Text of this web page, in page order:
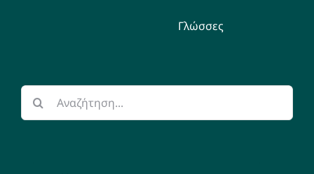
Γλώσσες
Αναζήτηση
για: